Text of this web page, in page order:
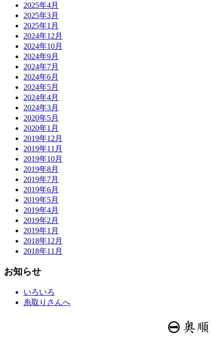
2025年4月
2025年3月
2025年1月
2024年12月
2024年10月
2024年9月
2024年7月
2024年6月
2024年5月
2024年4月
2024年3月
2020年5月
2020年1月
2019年12月
2019年11月
2019年10月
2019年8月
2019年7月
2019年6月
2019年5月
2019年4月
2019年2月
2019年1月
2018年12月
2018年11月
お知らせ
いろいろ
糸取りさんへ